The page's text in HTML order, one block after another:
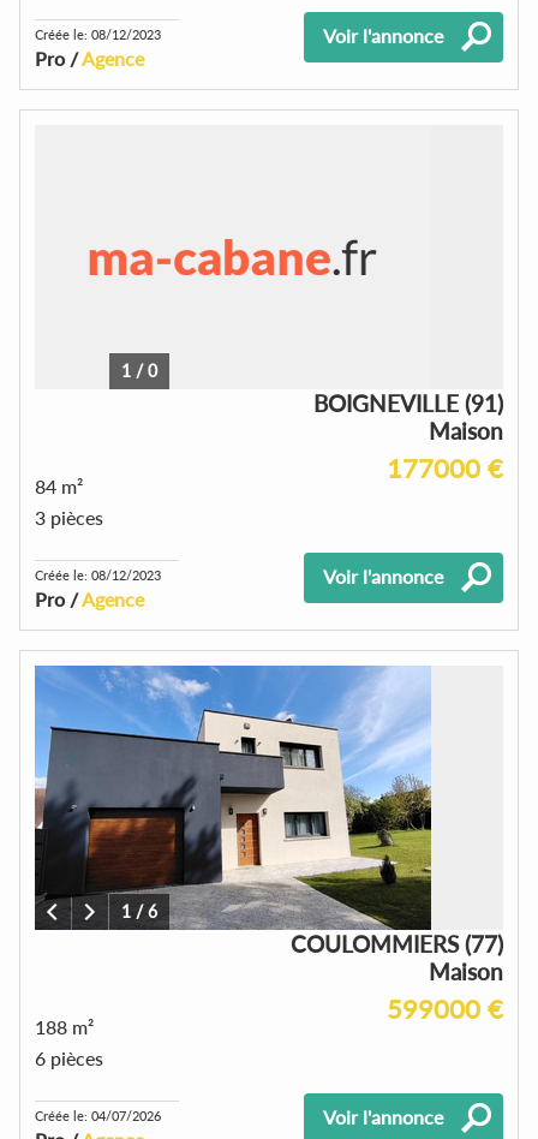
Créée le: 08/12/2023
Pro /Agence
Voir l'annonce
1 /0
BOIGNEVILLE (91)
Maison
177000 €
84 m²
3 pièces
Créée le: 08/12/2023
Pro /Agence
Voir l'annonce
1 /6
COULOMMIERS (77)
Maison
599000 €
188 m²
6 pièces
Créée le: 04/07/2026 Voir l'annonce